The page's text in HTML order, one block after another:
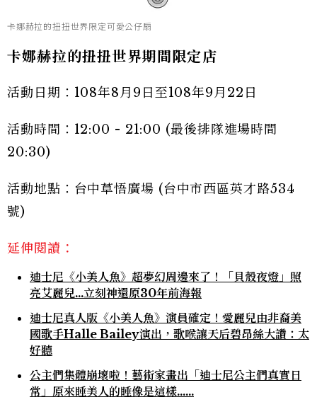
卡娜赫拉的扭扭世界限定可愛公仔扇
卡娜赫拉的扭扭世界期間限定店
活動日期：108年8月9日至108年9月22日
活動時間：12:00 - 21:00 (最後排隊進場時間
20:30)
活動地點：台中草悟廣場 (台中市西區英才路534
號)
延伸閱讀：
迪士尼《小美人魚》超夢幻周邊來了！「貝殼夜燈」照
亮艾麗兒…立刻神還原30年前海報
迪士尼真人版《小美人魚》演員確定！愛麗兒由非裔美
國歌手Halle Bailey演出，歌喉讓天后碧昂絲大讚：太
好聽
公主們集體崩壞啦！藝術家畫出「迪士尼公主們真實日
常」原來睡美人的睡像是這樣......